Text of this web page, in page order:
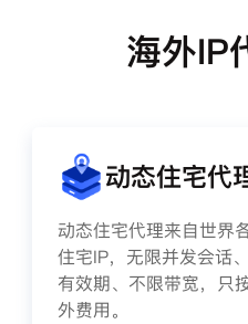
海外IP
动态住宅代
动态住宅代理来自世界
住宅IP，无限并发会话
有效期、不限带宽，只
外费用。